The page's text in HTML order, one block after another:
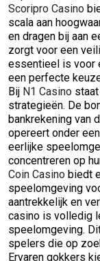
Scoripro Casino
scala aan
en dragen bij aan
zorgt voor een
essentieel is voor
een perfecte
Bij N1 Casino
strategieën. De
bankrekening van
opereert onder
eerlijke
concentreren op
Coin Casino biedt
speelomgeving
aantrekkelijk en
casino is volledig
speelomgeving.
spelers die op
Ervaren gokkers